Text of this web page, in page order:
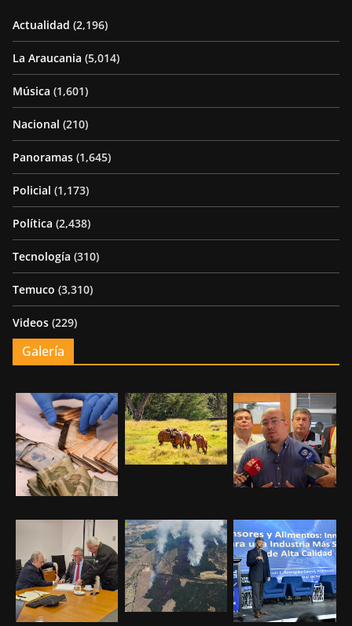
Actualidad (2,196)
La Araucania (5,014)
Música (1,601)
Nacional (210)
Panoramas (1,645)
Policial (1,173)
Política (2,438)
Tecnología (310)
Temuco (3,310)
Videos (229)
Galería